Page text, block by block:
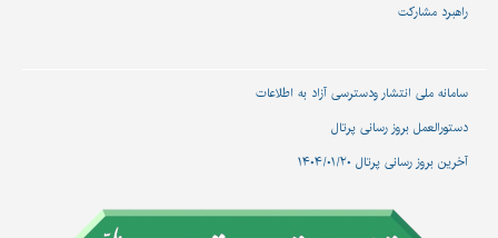
راهبرد مشارکت
سامانه ملی انتشار و‌دسترسی آزاد به اطلاعات
دستورالعمل بروز رسانی پرتال
آخرین بروز رسانی پرتال ۱۴۰۴/۰۱/۲۰